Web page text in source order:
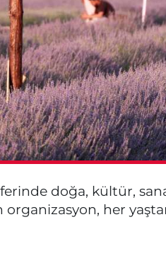
doğa, kültür,
her